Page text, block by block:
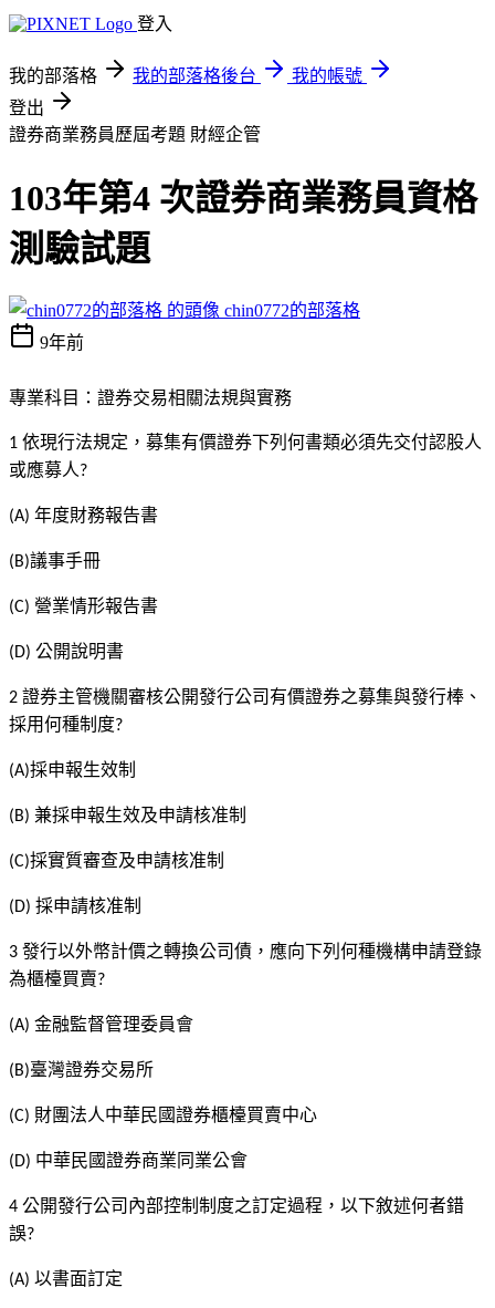
登入
我的部落格 我的部落格後台
我的帳號
登出
證券商業務員歷屆考題 財經企管
103年第4 次證券商業務員資格
測驗試題
chin0772的部落格
9年前
專業科目：證券交易相關法規與實務
1 依現行法規定，募集有價證券下列何書類必須先交付認股人
或應募人?
(A) 年度財務報告書
(B)議事手冊
(C) 營業情形報告書
(D) 公開說明書
2 證券主管機關審核公開發行公司有價證券之募集與發行棒、
採用何種制度?
(A)採申報生效制
(B) 兼採申報生效及申請核准制
(C)採實質審查及申請核准制
(D) 採申請核准制
3 發行以外幣計價之轉換公司債，應向下列何種機構申請登錄
為櫃檯買賣?
(A) 金融監督管理委員會
(B)臺灣證券交易所
(C) 財團法人中華民國證券櫃檯買賣中心
(D) 中華民國證券商業同業公會
4 公開發行公司內部控制制度之訂定過程，以下敘述何者錯
誤?
(A) 以書面訂定